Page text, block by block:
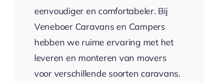
eenvoudiger en comfortabeler. Bij
Veneboer Caravans en Campers
hebben we ruime ervaring met het
leveren en monteren van movers
voor verschillende soorten caravans.